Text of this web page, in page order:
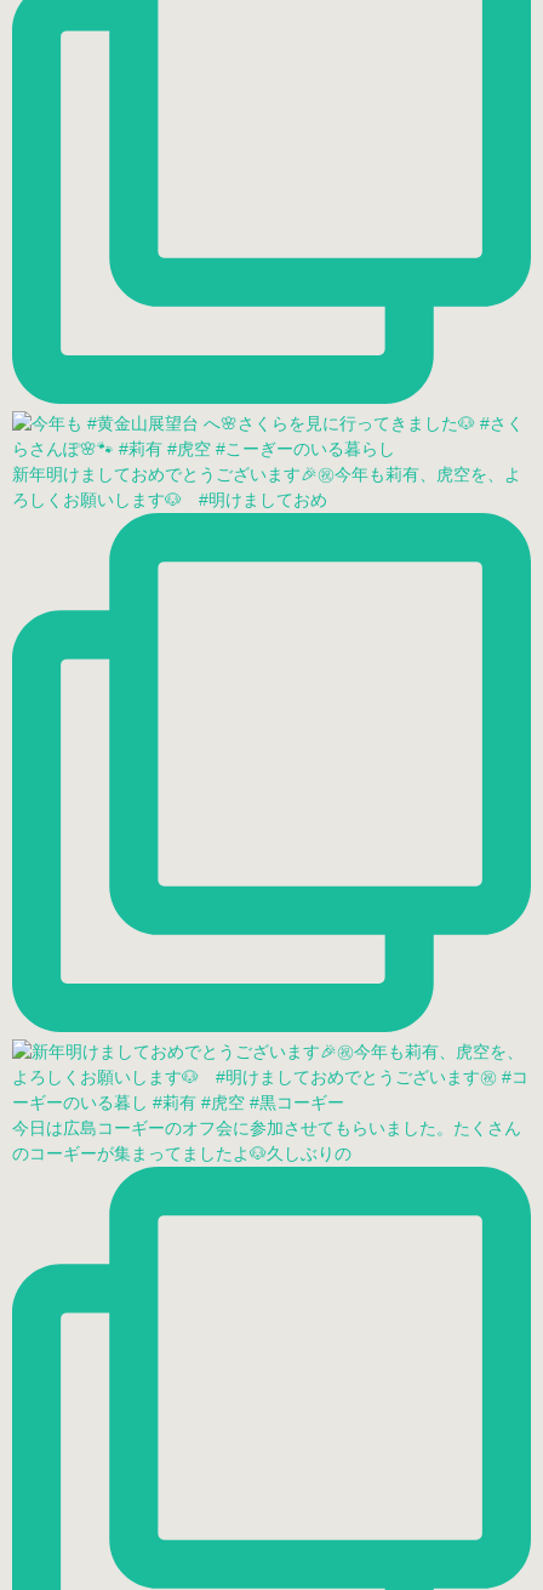
新年明けましておめでとうございます🎉㊗️今年も莉有、虎空を、よ
ろしくお願いします🐶 #明けましておめ
今日は広島コーギーのオフ会に参加させてもらいました。たくさん
のコーギーが集まってましたよ🐶久しぶりの